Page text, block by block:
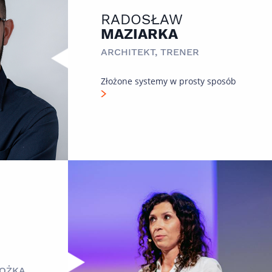
RADOSŁAW
MAZIARKA
ARCHITEKT, TRENER
Złożone systemy w prosty sposób